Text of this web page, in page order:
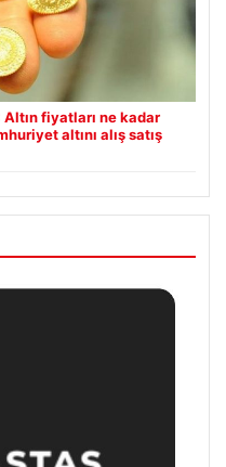
fiyatları ne kadar
altını alış satış